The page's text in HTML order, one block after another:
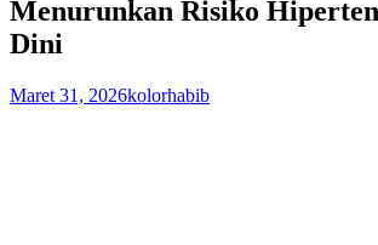
Menurunkan Risiko
Dini
Maret 31, 2026kolorhabib